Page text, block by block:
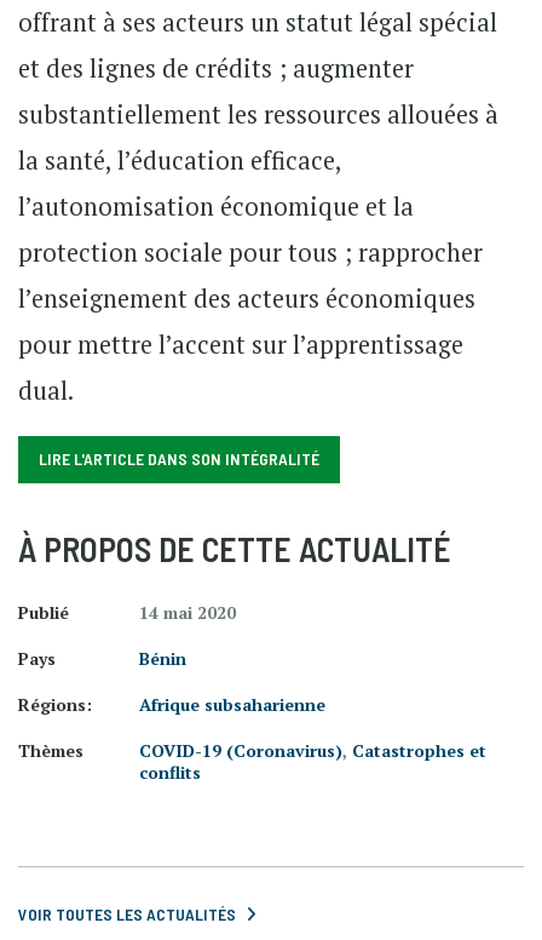
offrant à ses acteurs un statut légal spécial
et des lignes de crédits ; augmenter
substantiellement les ressources allouées à
la santé, l’éducation efficace,
l’autonomisation économique et la
protection sociale pour tous ; rapprocher
l’enseignement des acteurs économiques
pour mettre l’accent sur l’apprentissage
dual.
LIRE L'ARTICLE DANS SON INTÉGRALITÉ
À PROPOS DE CETTE ACTUALITÉ
Publié
14 mai 2020
Pays
Bénin
Régions:
Afrique subsaharienne
Thèmes
COVID-19 (Coronavirus), Catastrophes et
conflits
VOIR TOUTES LES ACTUALITÉS